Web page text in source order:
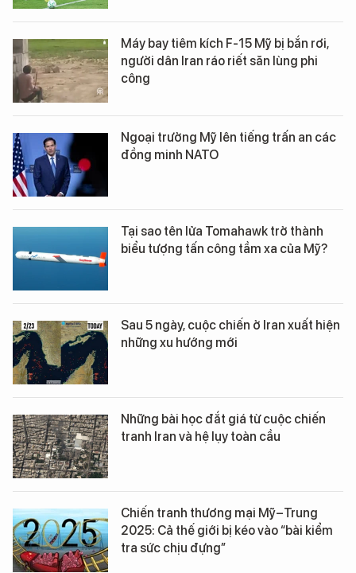
Máy bay tiêm kích F-15 Mỹ bị bắn rơi,
người dân Iran ráo riết săn lùng phi
công
Ngoại trưởng Mỹ lên tiếng trấn an các
đồng minh NATO
Tại sao tên lửa Tomahawk trở thành
biểu tượng tấn công tầm xa của Mỹ?
Sau 5 ngày, cuộc chiến ở Iran xuất hiện
những xu hướng mới
Những bài học đắt giá từ cuộc chiến
tranh Iran và hệ lụy toàn cầu
Chiến tranh thương mại Mỹ–Trung
2025: Cả thế giới bị kéo vào “bài kiểm
tra sức chịu đựng”